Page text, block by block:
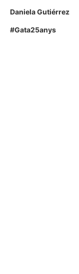
Daniela Gutiérrez
#Gata25anys